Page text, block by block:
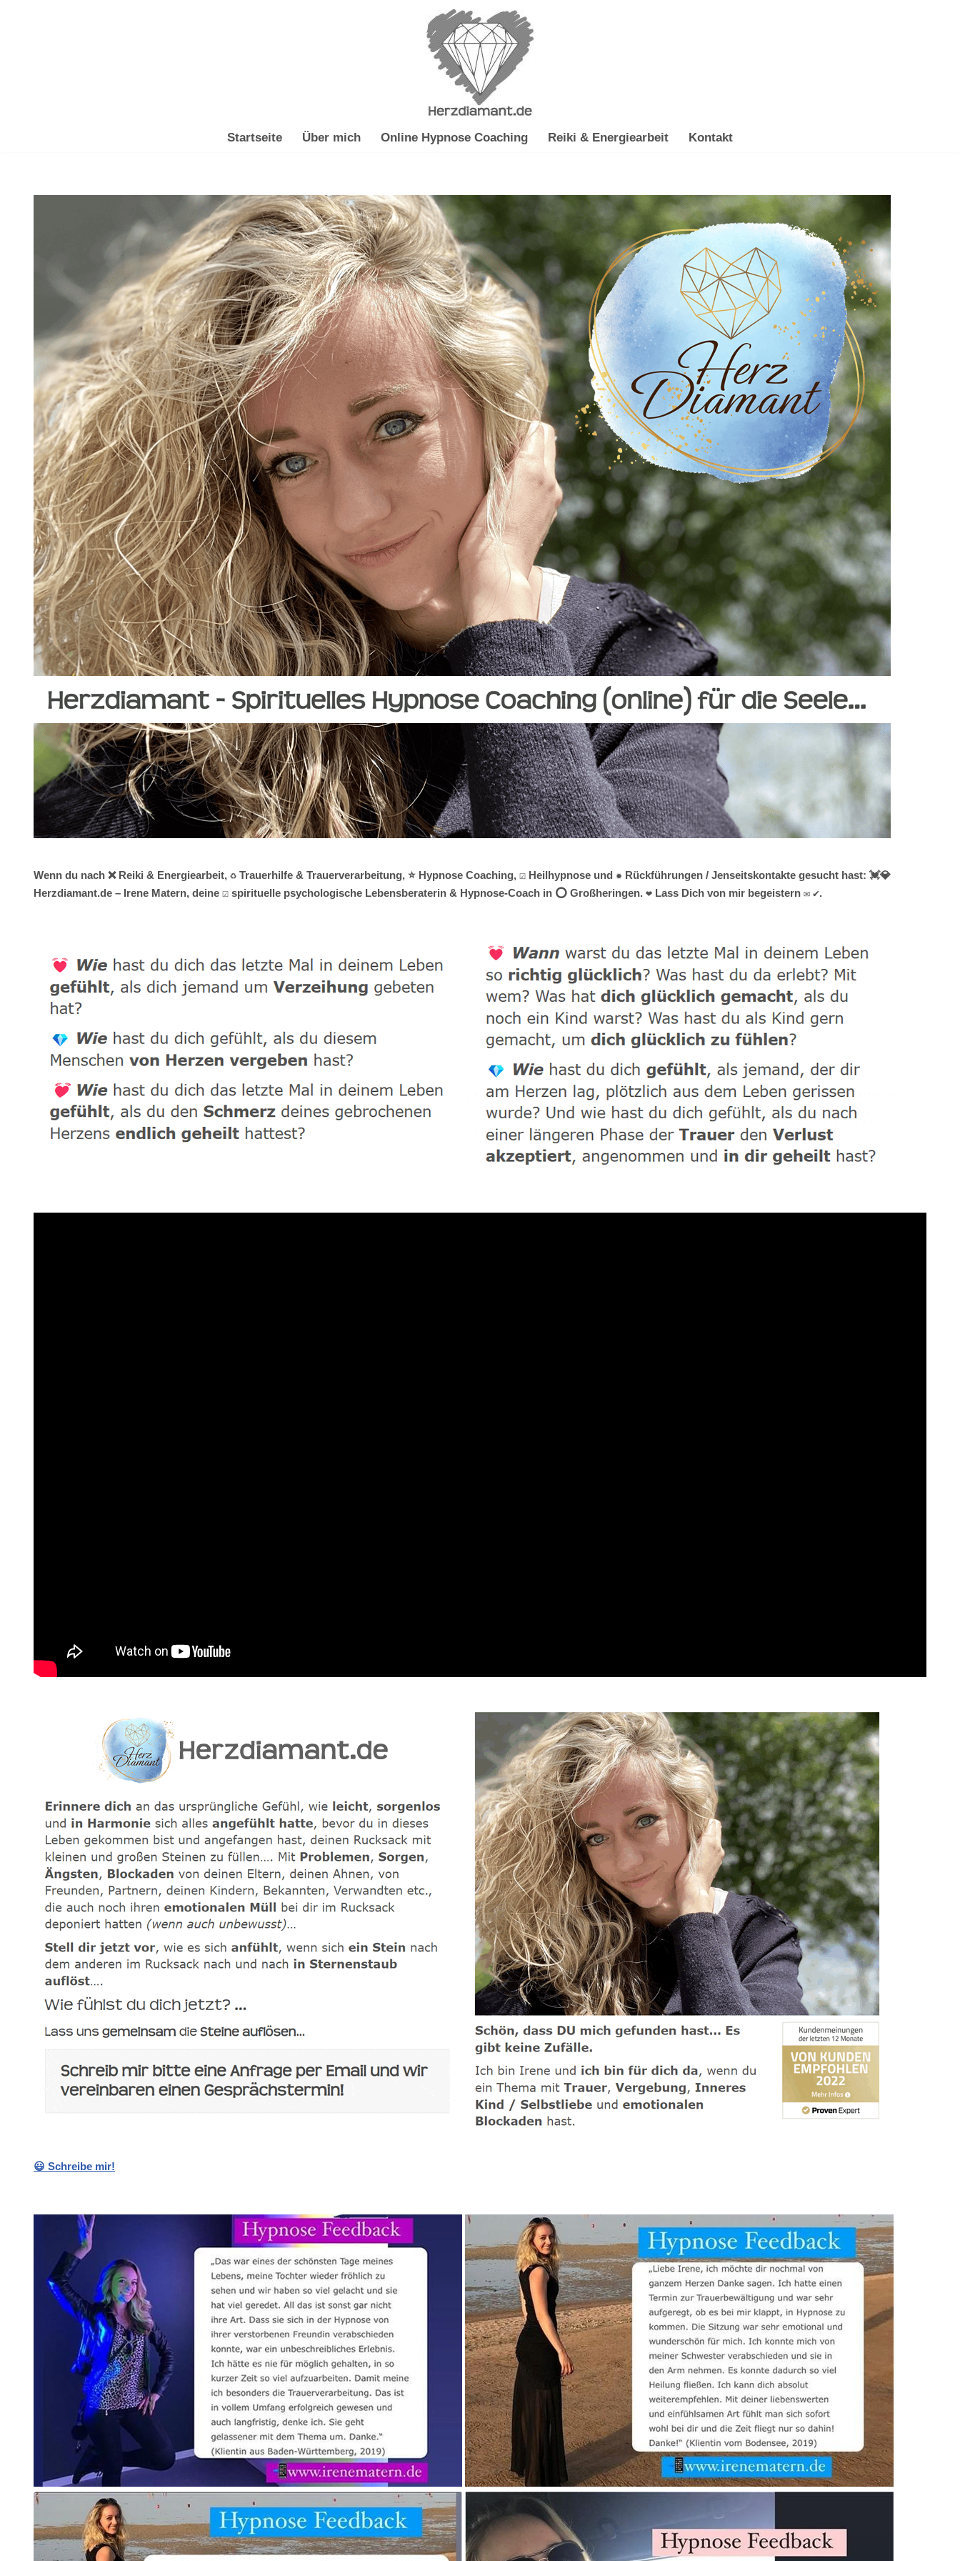
Startseite Über mich Online Hypnose Coaching Reiki & Energiearbeit Kontakt
Wenn du nach ❌ Reiki & Energiearbeit, ♻ Trauerhilfe & Trauerverarbeitung, ⭐ Hypnose Coaching, ☑️ Heilhypnose und ✹ Rückführungen / Jenseitskontakte gesucht hast: 💓️💎
Herzdiamant.de – Irene Matern, deine ☑️ spirituelle psychologische Lebensberaterin & Hypnose-Coach in ⭕ Großheringen. ❤ Lass Dich von mir begeistern ✉ ✔.
😃 Schreibe mir!